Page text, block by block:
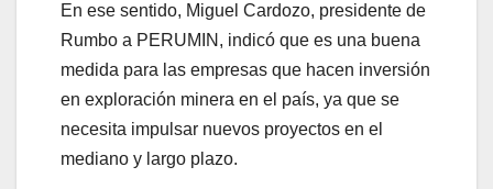
En ese sentido, Miguel Cardozo, presidente de
Rumbo a PERUMIN, indicó que es una buena
medida para las empresas que hacen inversión
en exploración minera en el país, ya que se
necesita impulsar nuevos proyectos en el
mediano y largo plazo.